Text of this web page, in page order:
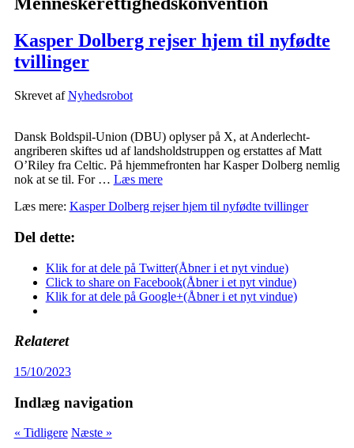
Kasper Dolberg rejser hjem til nyfødte
tvillinger
Skrevet afNyhedsrobot
Dansk Boldspil-Union (DBU) oplyser på X, at Anderlecht-
angriberen skiftes ud af landsholdstruppen og erstattes af Matt
O’Riley fra Celtic. På hjemmefronten har Kasper Dolberg nemlig
nok at se til. For … Læs mere
Læs mere: Kasper Dolberg rejser hjem til nyfødte tvillinger
Del dette:
Klik for at dele på Twitter(Åbner i et nyt vindue)
Click to share on Facebook(Åbner i et nyt vindue)
Klik for at dele på Google+(Åbner i et nyt vindue)
Relateret
15/10/2023
Indlæg navigation
« Tidligere Næste »